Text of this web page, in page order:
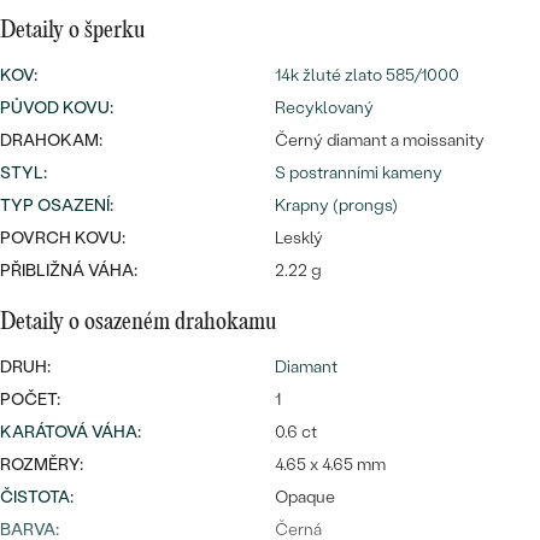
Wave kolekce
PODLE TVARU KAMENE
NA MÍRU
PROHLÉDNOUT
Personalizované
přívěsky
OBJEVIT
Nejprodávanější
prsteny
PROHLÉDNOUT
Detaily o šperku
KOV:
14k žluté zlato 585/1000
PŮVOD KOVU:
Recyklovaný
DRAHOKAM:
Černý diamant a moissanity
STYL:
S postranními kameny
TYP OSAZENÍ:
Krapny (prongs)
POVRCH KOVU:
Lesklý
PŘIBLIŽNÁ VÁHA:
2.22 g
Detaily o osazeném drahokamu
DRUH:
Diamant
POČET:
1
KARÁTOVÁ VÁHA:
0.6 ct
ROZMĚRY:
4.65 x 4.65 mm
ČISTOTA:
Opaque
BARVA:
Černá